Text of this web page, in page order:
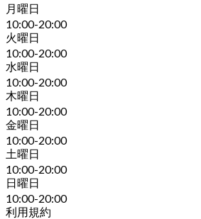
月曜日
10:00-20:00
火曜日
10:00-20:00
水曜日
10:00-20:00
木曜日
10:00-20:00
金曜日
10:00-20:00
土曜日
10:00-20:00
日曜日
10:00-20:00
利用規約